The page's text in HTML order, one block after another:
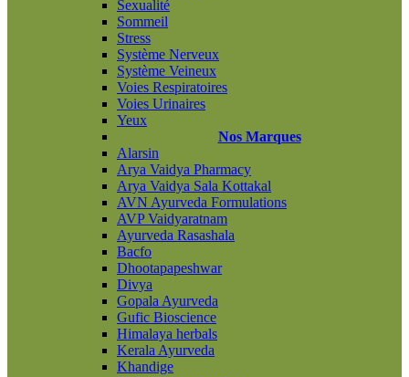
Sexualité
Sommeil
Stress
Système Nerveux
Système Veineux
Voies Respiratoires
Voies Urinaires
Yeux
Nos Marques
Alarsin
Arya Vaidya Pharmacy
Arya Vaidya Sala Kottakal
AVN Ayurveda Formulations
AVP Vaidyaratnam
Ayurveda Rasashala
Bacfo
Dhootapapeshwar
Divya
Gopala Ayurveda
Gufic Bioscience
Himalaya herbals
Kerala Ayurveda
Khandige